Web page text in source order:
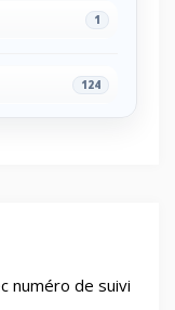
1
124
and
1
numéro de suivi